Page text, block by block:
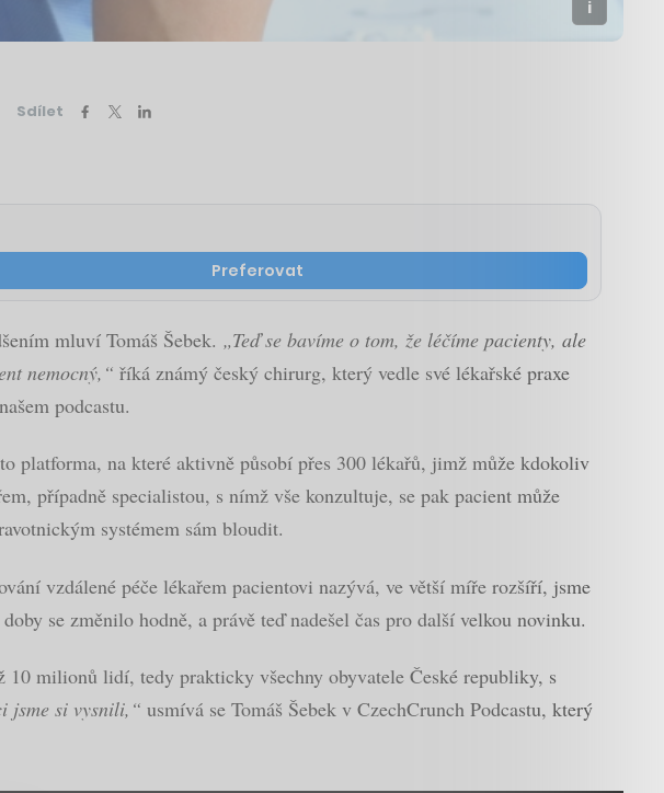
Sdílet
Preferovat
mluví Tomáš Šebek. „Teď se bavíme o tom, že léčíme pacienty, ale
nemocný,“ říká známý český chirurg, který vedle své lékařské praxe
podcastu.
platforma, na které aktivně působí přes 300 lékařů, jimž může kdokoliv
případně specialistou, s nímž vše konzultuje, se pak pacient může
systémem sám bloudit.
vzdálené péče lékařem pacientovi nazývá, ve větší míře rozšíří, jsme
se změnilo hodně, a právě teď nadešel čas pro další velkou novinku.
10 milionů lidí, tedy prakticky všechny obyvatele České republiky, s
jsme si vysnili,“ usmívá se Tomáš Šebek v CzechCrunch Podcastu, který